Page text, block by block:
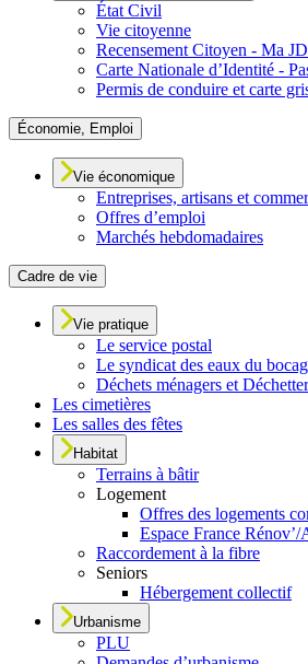
État Civil
Vie citoyenne
Recensement Citoyen - Ma
Carte Nationale d’Identité -
Permis de conduire et carte
Économie, Emploi
Vie économique
Entreprises, artisans et
Offres d’emploi
Marchés hebdomadaires
Cadre de vie
Vie pratique
Le service postal
Le syndicat des eaux du
Déchets ménagers et
Les cimetières
Les salles des fêtes
Habitat
Terrains à bâtir
Logement
Offres des logements
Espace France
Raccordement à la fibre
Seniors
Hébergement collectif
Urbanisme
PLU